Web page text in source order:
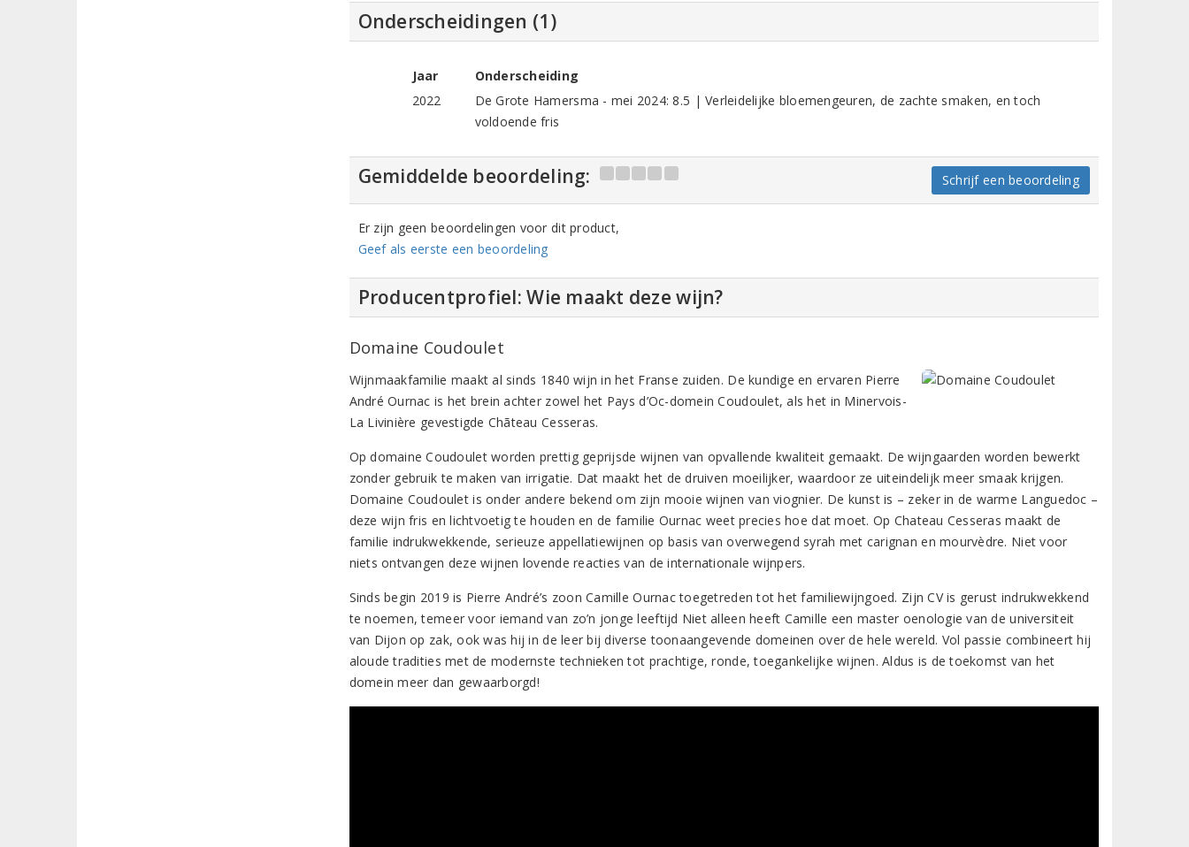
Onderscheidingen (1)
Jaar
Onderscheiding
2022
De Grote Hamersma - mei 2024: 8.5 | Verleidelijke bloemengeuren, de zachte smaken, en toch
voldoende fris
Gemiddelde beoordeling: Schrijf een beoordeling
Er zijn geen beoordelingen voor dit product,
Geef als eerste een beoordeling
Producentprofiel: Wie maakt deze wijn?
Domaine Coudoulet
Wijnmaakfamilie maakt al sinds 1840 wijn in het Franse zuiden. De kundige en ervaren Pierre
André Ournac is het brein achter zowel het Pays d’Oc-domein Coudoulet, als het in Minervois-
La Livinière gevestigde Chãteau Cesseras.
Op domaine Coudoulet worden prettig geprijsde wijnen van opvallende kwaliteit gemaakt. De wijngaarden worden bewerkt
zonder gebruik te maken van irrigatie. Dat maakt het de druiven moeilijker, waardoor ze uiteindelijk meer smaak krijgen.
Domaine Coudoulet is onder andere bekend om zijn mooie wijnen van viognier. De kunst is – zeker in de warme Languedoc –
deze wijn fris en lichtvoetig te houden en de familie Ournac weet precies hoe dat moet. Op Chateau Cesseras maakt de
familie indrukwekkende, serieuze appellatiewijnen op basis van overwegend syrah met carignan en mourvèdre. Niet voor
niets ontvangen deze wijnen lovende reacties van de internationale wijnpers.
Sinds begin 2019 is Pierre André’s zoon Camille Ournac toegetreden tot het familiewijngoed. Zijn CV is gerust indrukwekkend
te noemen, temeer voor iemand van zo’n jonge leeftijd Niet alleen heeft Camille een master oenologie van de universiteit
van Dijon op zak, ook was hij in de leer bij diverse toonaangevende domeinen over de hele wereld. Vol passie combineert hij
aloude tradities met de modernste technieken tot prachtige, ronde, toegankelijke wijnen. Aldus is de toekomst van het
domein meer dan gewaarborgd!